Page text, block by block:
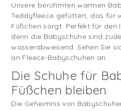
Unsere berühmten warmen
Teddyfleece gefüttert, das für
Füßchen sorgt. Perfekt für den
denn die Babyschuhe sind
wasserabweisend. Sehen Sie
an Fleece-Babyschuhen an.
Die Schuhe für
Füßchen bleiben
Die Geheimnis von